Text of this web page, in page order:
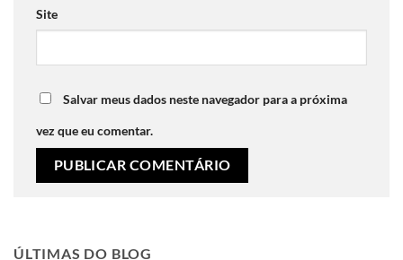
Site
Salvar meus dados neste navegador para a próxima
vez que eu comentar.
ÚLTIMAS DO BLOG